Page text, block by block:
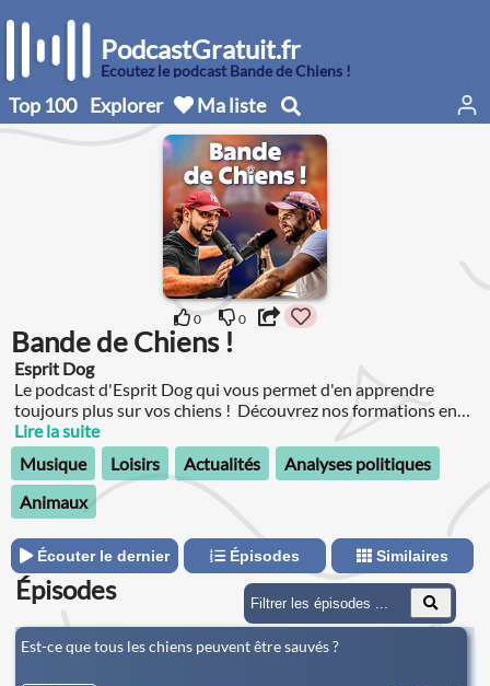
PodcastGratuit.fr
Écoutez le podcast Bande de Chiens !
Top 100 Explorer Ma liste
0 0
Bande de Chiens !
Esprit Dog
Le podcast d'Esprit Dog qui vous permet d'en apprendre
toujours plus sur vos chiens ! Découvrez nos formations en
ligne (
Lire la suite
Musique
Loisirs Actualités
Analyses politiques
Animaux
Écouter le dernier Épisodes Similaires
Épisodes
Est-ce que tous les chiens peuvent être sauvés ?